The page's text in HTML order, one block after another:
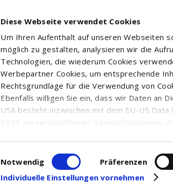
Diese Webseite verwendet Cookies
Um Ihren Aufenthalt auf unseren Webseiten
möglich zu gestalten, analysieren wir die
Technologien, die wiederum Cookies
Werbepartner Cookies, um entsprechende
Rechtsgrundlage für die Verwendung von
Ebenfalls willigen Sie ein, dass wir Daten an
USA besteht inzwischen mit dem EU-US
2023 ein vergleichbares Datenschutzniveau
in den USA, finden Sie auf unserer Seite zum
Einwilligung auch jederzeit widerrufen oder
Einwilligungsauswahl
Notwendig Präferenzen
Individuelle Einstellungen vornehmen